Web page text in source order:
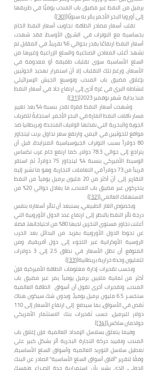
برميل من النفط عبر مضيق باب المندب يوميًّا في طريقها
إلى أوروبا البحر الأحمر يمُر به سنويًّا([30]
).
تقلب أسعار مصادر الطاقة: تجاوبت أسعار النفط الخام
بحساسية مع التوترات في الشـرق الأوسط، فقد شهدت
أسعار النفط ارتفاعًا يقدر بحوالي 6% تقريباً، في المقابل لم
تشهد أغلب المعادن الصناعية والسلع الزراعية وغيرها من
السلع الأساسية سوى تقلبات طفيفة أو معدومة في
الأسعار، ورغم تلك التقلبات إلا أنّ استمرار تهديد الحوثيين
بإغلاق مضيق باب المندب وتوسيع الجيش الإسرائيلي
لنشاطه البري في غزة أدى إلى ارتفاع حاد في أسعار النفط
منذ بداية شهر نوفمبر 2023(
[31]
).
وشهدت أسعار النفط قفزة تقدر بنسبة 4% بعد تغيير
مسار ناقلات النفط المارة في البحر الأحمر، استجابةً للضربات
الجوية والبحرية التي نفذتها الولايات المتحدة وبريطانيا ضد
مواقع للحوثيين في اليمن، وارتفع سعر تداول برنت ليتجاوز
80 دولاراً بسبب التوترات الجيوسياسية المتزايدة، قبل أن
يتراجع إلى حوالي 78.3 دولار، كما ارتفع خام غرب تكساس
الوسيط الأميركي بنسبة 4% ليتجاوز 75 دولاراً، ثم استقر
قريباً من 73 دولاراً في التعاملات التجارية. وهو ما تشير إليه
التقارير إلى أنّ أكثر من 20 مليون برميل يومياً من النفط
يتحركون عبر مضيق باب المندب، ما يعادل حوالي 20% من
الاستهلاك العالمي([32]
).
وبخصوص الغاز الطبيعي، يستبعد أن تتأثر أسعاره بنفس
درجة تأثر النفط بالنظر إلى ارتفاع عدد الدول الأوروبية التي
أعلنت تجاوز مستوى التخزين لديها 80% من احتياجاتها، فضلا
عن تحوط الدول الأوروبية بمزيد من البدائل بعد الحرب
الروسية الأوكرانية عبر اللجوء إلى دول أفريقية، ومن
المتوقع أن تظل الأسعار في نطاق 2.5 إلى 3 دولارات
للمليون وحدة حرارية بريطانية([33]
).
وبحسب تقديرات إدارة معلومات الطاقة الأميركية فإنّ
أكثر من ثمانية ملايين برميل يومياً يمر عبر مضيق باب
المندب، وتقديرات أخرى تقول أن أسواق الطاقة العالمية
ستخسـر 6.5 مليون برميل يومياً، وبدون شك سيكون هناك
نَقص في الأسواق، بما سيدفع إلى ارتفاع الأسعار إلى 110
دولار للبرميل، حسب تَقديرات بنك الاستثمار الأمريكي
جولدمان ساكس([34]
).
وفيما يتعلق بسلاسل الإمداد العالمية: فإن إغلاق باب
المندب وتقييد حركة التجارة البحرية أثر بشكل كبير على
تعطيل سلاسل التوريد العالمية وأسواق السلع الأساسية،
وفقًا لتقرير "آفاق أسواق السلع الأساسية" الصادر عن البنك
الدولي، الذي يشير بأن استمرارية حدة الصـراع وتمسك